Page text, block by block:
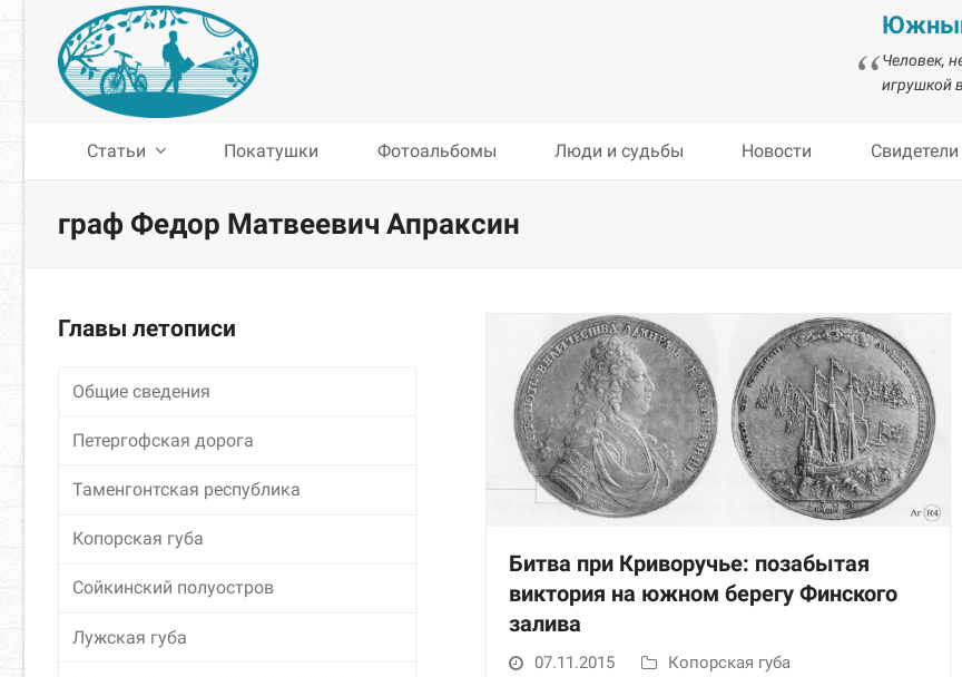
Южный
Человек,
игрушкой
Статьи Покатушки Фотоальбомы Люди и судьбы Новости
граф Федор Матвеевич Апраксин
Битва при Криворучье: позабытая
виктория на южном берегу Финского
залива
07.11.2015 Копорская губа
Главы летописи
Общие сведения
Петергофская дорога
Таменгонтская республика
Копорская губа
Сойкинский полуостров
Лужская губа